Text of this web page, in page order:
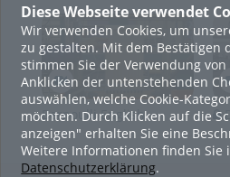
Diese Webseite verwendet
Wir verwenden Cookies, um
zu gestalten. Mit dem Bestätigen
stimmen Sie der Verwendung von
Anklicken der untenstehenden
auswählen, welche Cookie-
möchten. Durch Klicken auf die
anzeigen" erhalten Sie eine
Weitere Informationen finden Sie
Datenschutzerklärung.
Bernoulli English